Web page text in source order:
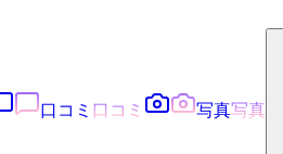
口コミ 口コミ 写真写真